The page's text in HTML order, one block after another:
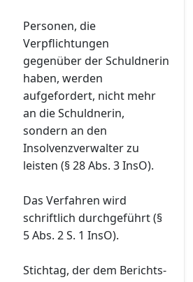
Personen, die
Verpflichtungen
gegenüber der Schuldnerin
haben, werden
aufgefordert, nicht mehr
an die Schuldnerin,
sondern an den
Insolvenzverwalter zu
leisten (§ 28 Abs. 3 InsO).
Das Verfahren wird
schriftlich durchgeführt (§
5 Abs. 2 S. 1 InsO).
Stichtag, der dem Berichts-